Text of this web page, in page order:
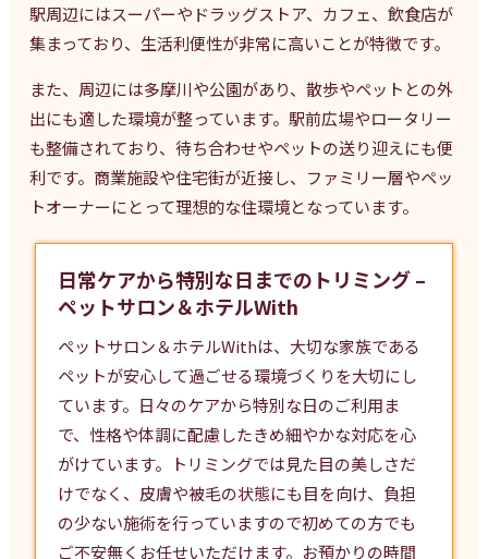
駅周辺にはスーパーやドラッグストア、カフェ、飲食店が
集まっており、生活利便性が非常に高いことが特徴です。
また、周辺には多摩川や公園があり、散歩やペットとの外
出にも適した環境が整っています。駅前広場やロータリー
も整備されており、待ち合わせやペットの送り迎えにも便
利です。商業施設や住宅街が近接し、ファミリー層やペッ
トオーナーにとって理想的な住環境となっています。
日常ケアから特別な日までのトリミング –
ペットサロン＆ホテルWith
ペットサロン＆ホテルWithは、大切な家族である
ペットが安心して過ごせる環境づくりを大切にし
ています。日々のケアから特別な日のご利用ま
で、性格や体調に配慮したきめ細やかな対応を心
がけています。
トリミングでは見た目の美しさだ
けでなく、皮膚や被毛の状態にも目を向け、負担
の少ない施術を行っていますので初めての方でも
ご不安無くお任せいただけます。お預かりの時間